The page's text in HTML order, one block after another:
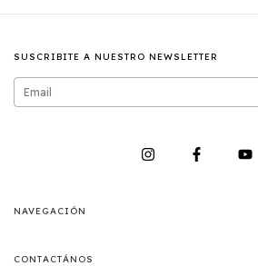
SUSCRIBITE A NUESTRO NEWSLETTER
NAVEGACIÓN
CONTACTÁNOS